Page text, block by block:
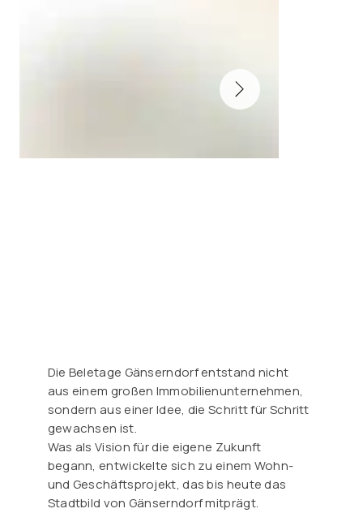
Die Beletage Gänserndorf entstand nicht
aus einem großen Immobilienunternehmen,
sondern aus einer Idee, die Schritt für Schritt
gewachsen ist.
Was als Vision für die eigene Zukunft
begann, entwickelte sich zu einem Wohn-
und Geschäftsprojekt, das bis heute das
Stadtbild von Gänserndorf mitprägt.